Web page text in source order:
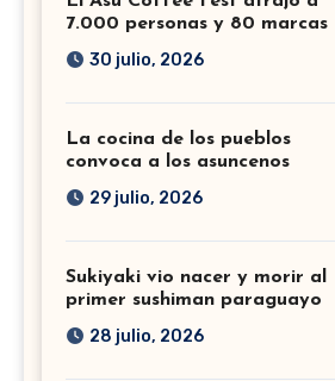
7.000 personas y 80 marcas
30 julio, 2026
La cocina de los pueblos
convoca a los asuncenos
29 julio, 2026
Sukiyaki vio nacer y morir al
primer sushiman paraguayo
28 julio, 2026